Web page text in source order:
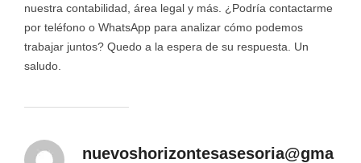
nuestra contabilidad, área legal y más. ¿Podría contactarme
por teléfono o WhatsApp para analizar cómo podemos
trabajar juntos? Quedo a la espera de su respuesta. Un
saludo.
nuevoshorizontesasesoria@gma